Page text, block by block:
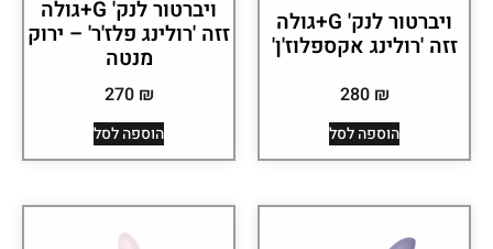
ויברטור לנק' G+גולה
זזה 'רולינג אקספלוז'ן'
280 ₪
הוספה לסל
ויברטור לנק' G+גולה
זזה 'רולינג פלז'ר' – ירוק
מנטה
270 ₪
הוספה לסל